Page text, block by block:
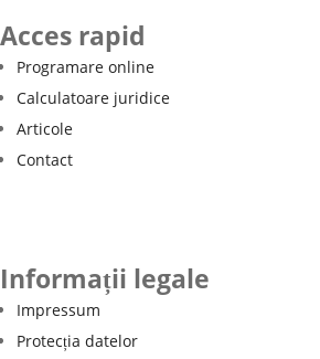
Acces rapid
Programare online
Calculatoare juridice
Articole
Contact
Informații legale
Impressum
Protecția datelor